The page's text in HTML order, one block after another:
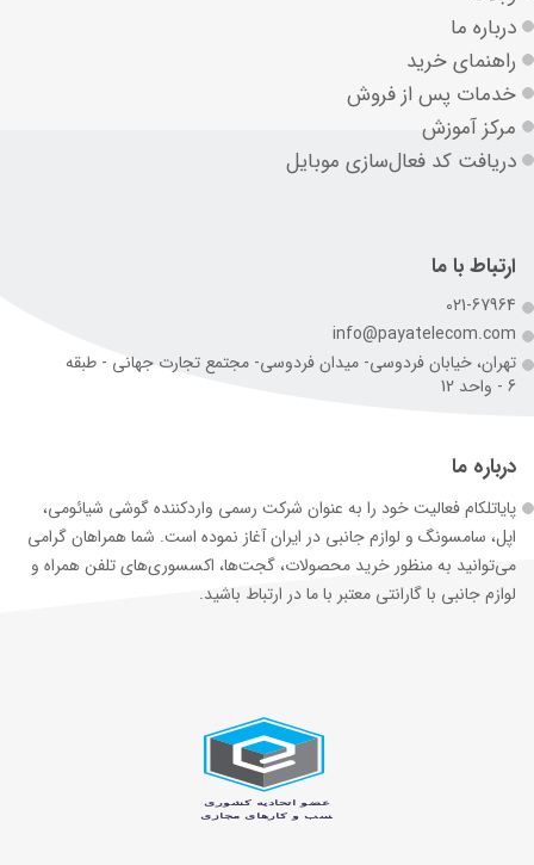
درباره ما
راهنمای خرید
خدمات پس از فروش
مرکز آموزش
دریافت کد فعال‌سازی موبایل
ارتباط با ما
021-67964
info@payatelecom.com
تهران، خیابان فردوسی- میدان فردوسی- مجتمع تجارت جهانی - طبقه
6 - واحد 12
درباره ما
پایاتلکام فعالیت خود را به عنوان شرکت رسمی وارد‌کننده گوشی شیائومی،
اپل، سامسونگ و لوازم جانبی در ایران آغاز نموده است. شما همراهان گرامی
می‌توانید به منظور خرید محصولات، گجت‌ها، اکسسوری‌های تلفن همراه و
لوازم جانبی با گارانتی معتبر با ما در ارتباط باشید.